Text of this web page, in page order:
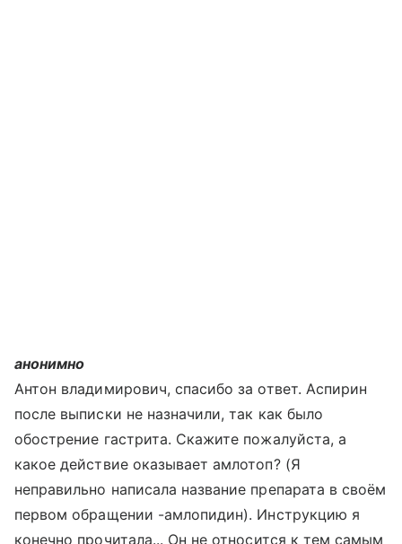
анонимно
Антон владимирович, спасибо за ответ. Аспирин
после выписки не назначили, так как было
обострение гастрита. Скажите пожалуйста, а
какое действие оказывает амлотоп? (Я
неправильно написала название препарата в своём
первом обращении -амлопидин). Инструкцию я
конечно прочитала... Он не относится к тем самым